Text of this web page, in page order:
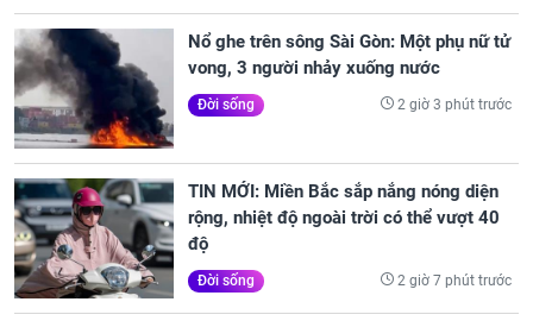
Nổ ghe trên sông Sài Gòn: Một phụ nữ tử
vong, 3 người nhảy xuống nước
Đời sống 2 giờ 3 phút trước
TIN MỚI: Miền Bắc sắp nắng nóng diện
rộng, nhiệt độ ngoài trời có thể vượt 40
độ
Đời sống 2 giờ 7 phút trước